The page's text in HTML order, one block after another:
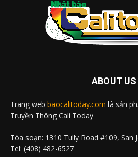
ABOUT US
Trang web baocalitoday.com là sản
Truyền Thông Cali Today
Tòa soạn: 1310 Tully Road #109, San
Tel: (408) 482-6527